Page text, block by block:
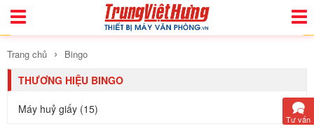
Toggle
Trang chủ › Bingo
THƯƠNG HIỆU BINGO
Máy huỷ giấy (15)
Tư vấn